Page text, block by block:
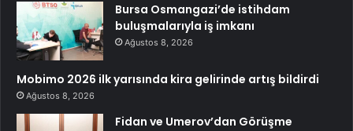
Bursa Osmangazi’de istihdam
buluşmalarıyla iş imkanı
Ağustos 8, 2026
Mobimo 2026 ilk yarısında kira gelirinde artış bildirdi
Ağustos 8, 2026
Fidan ve Umerov’dan Görüşme